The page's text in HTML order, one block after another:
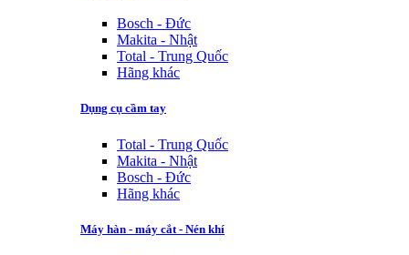
Bosch - Đức
Makita - Nhật
Total - Trung Quốc
Hãng khác
Dụng cụ cầm tay
Total - Trung Quốc
Makita - Nhật
Bosch - Đức
Hãng khác
Máy hàn - máy cắt - Nén khí